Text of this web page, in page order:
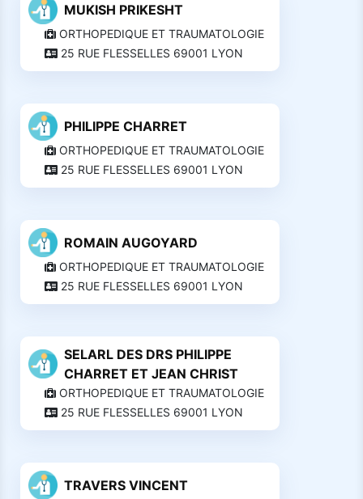
MUKISH PRIKESHT
ORTHOPEDIQUE ET TRAUMATOLOGIE
25 RUE FLESSELLES 69001 LYON
PHILIPPE CHARRET
ORTHOPEDIQUE ET TRAUMATOLOGIE
25 RUE FLESSELLES 69001 LYON
ROMAIN AUGOYARD
ORTHOPEDIQUE ET TRAUMATOLOGIE
25 RUE FLESSELLES 69001 LYON
SELARL DES DRS PHILIPPE
CHARRET ET JEAN CHRIST
ORTHOPEDIQUE ET TRAUMATOLOGIE
25 RUE FLESSELLES 69001 LYON
TRAVERS VINCENT